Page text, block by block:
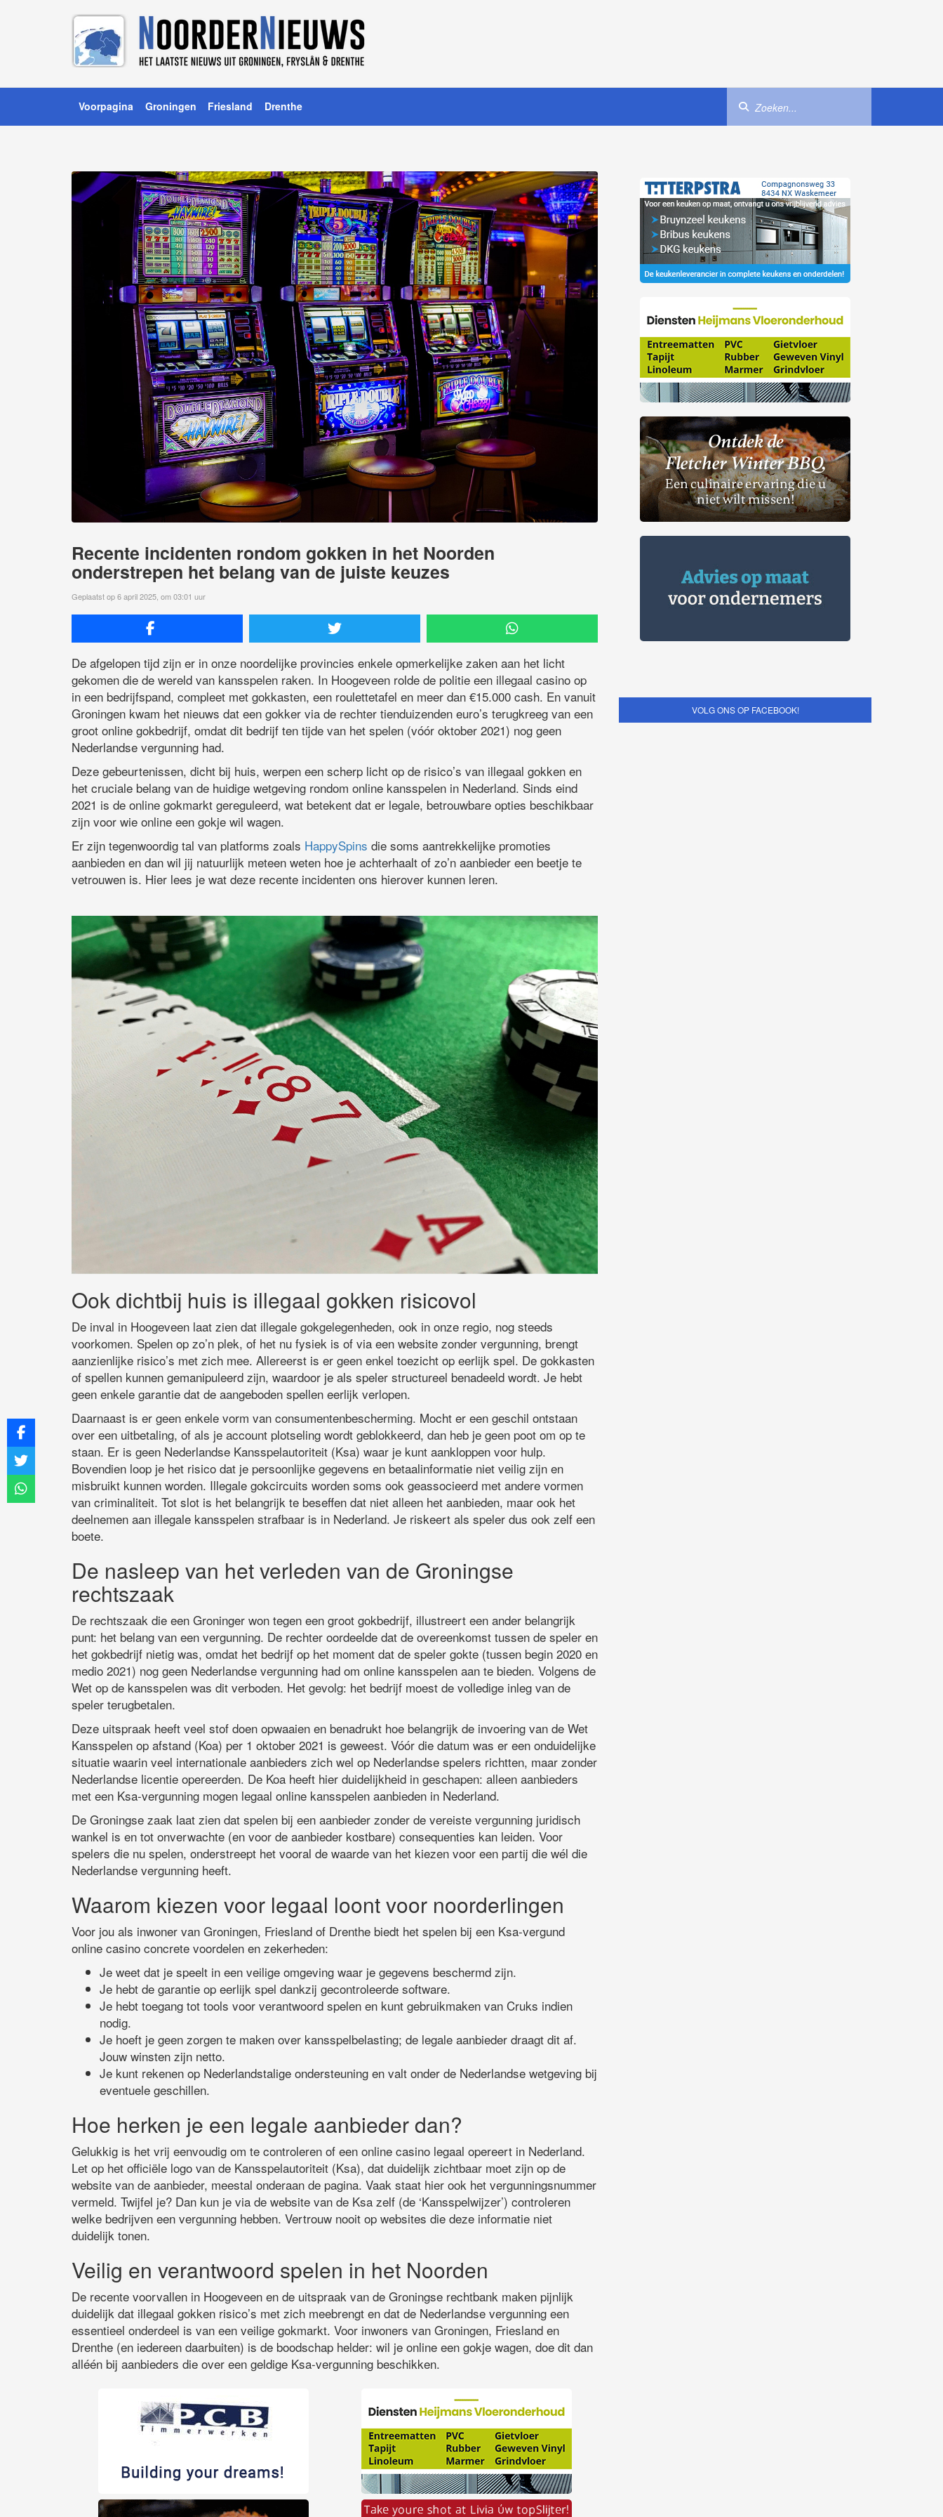
Voorpagina Groningen Friesland Drenthe
Recente incidenten rondom gokken in het Noorden
onderstrepen het belang van de juiste keuzes
Geplaatst op 6 april 2025, om 03:01 uur
De afgelopen tijd zijn er in onze noordelijke provincies enkele opmerkelijke zaken aan het licht
gekomen die de wereld van kansspelen raken. In Hoogeveen rolde de politie een illegaal casino op
in een bedrijfspand, compleet met gokkasten, een roulettetafel en meer dan €15.000 cash. En vanuit
Groningen kwam het nieuws dat een gokker via de rechter tienduizenden euro’s terugkreeg van een
groot online gokbedrijf, omdat dit bedrijf ten tijde van het spelen (vóór oktober 2021) nog geen
Nederlandse vergunning had.
Deze gebeurtenissen, dicht bij huis, werpen een scherp licht op de risico’s van illegaal gokken en
het cruciale belang van de huidige wetgeving rondom online kansspelen in Nederland. Sinds eind
2021 is de online gokmarkt gereguleerd, wat betekent dat er legale, betrouwbare opties beschikbaar
zijn voor wie online een gokje wil wagen.
Er zijn tegenwoordig tal van platforms zoals HappySpins die soms aantrekkelijke promoties
aanbieden en dan wil jij natuurlijk meteen weten hoe je achterhaalt of zo’n aanbieder een beetje te
vetrouwen is. Hier lees je wat deze recente incidenten ons hierover kunnen leren.
Ook dichtbij huis is illegaal gokken risicovol
De inval in Hoogeveen laat zien dat illegale gokgelegenheden, ook in onze regio, nog steeds
voorkomen. Spelen op zo’n plek, of het nu fysiek is of via een website zonder vergunning, brengt
aanzienlijke risico’s met zich mee. Allereerst is er geen enkel toezicht op eerlijk spel. De gokkasten
of spellen kunnen gemanipuleerd zijn, waardoor je als speler structureel benadeeld wordt. Je hebt
geen enkele garantie dat de aangeboden spellen eerlijk verlopen.
Daarnaast is er geen enkele vorm van consumentenbescherming. Mocht er een geschil ontstaan
over een uitbetaling, of als je account plotseling wordt geblokkeerd, dan heb je geen poot om op te
staan. Er is geen Nederlandse Kansspelautoriteit (Ksa) waar je kunt aankloppen voor hulp.
Bovendien loop je het risico dat je persoonlijke gegevens en betaalinformatie niet veilig zijn en
misbruikt kunnen worden. Illegale gokcircuits worden soms ook geassocieerd met andere vormen
van criminaliteit. Tot slot is het belangrijk te beseffen dat niet alleen het aanbieden, maar ook het
deelnemen aan illegale kansspelen strafbaar is in Nederland. Je riskeert als speler dus ook zelf een
boete.
De nasleep van het verleden van de Groningse
rechtszaak
De rechtszaak die een Groninger won tegen een groot gokbedrijf, illustreert een ander belangrijk
punt: het belang van een vergunning. De rechter oordeelde dat de overeenkomst tussen de speler en
het gokbedrijf nietig was, omdat het bedrijf op het moment dat de speler gokte (tussen begin 2020 en
medio 2021) nog geen Nederlandse vergunning had om online kansspelen aan te bieden. Volgens de
Wet op de kansspelen was dit verboden. Het gevolg: het bedrijf moest de volledige inleg van de
speler terugbetalen.
Deze uitspraak heeft veel stof doen opwaaien en benadrukt hoe belangrijk de invoering van de Wet
Kansspelen op afstand (Koa) per 1 oktober 2021 is geweest. Vóór die datum was er een onduidelijke
situatie waarin veel internationale aanbieders zich wel op Nederlandse spelers richtten, maar zonder
Nederlandse licentie opereerden. De Koa heeft hier duidelijkheid in geschapen: alleen aanbieders
met een Ksa-vergunning mogen legaal online kansspelen aanbieden in Nederland.
De Groningse zaak laat zien dat spelen bij een aanbieder zonder de vereiste vergunning juridisch
wankel is en tot onverwachte (en voor de aanbieder kostbare) consequenties kan leiden. Voor
spelers die nu spelen, onderstreept het vooral de waarde van het kiezen voor een partij die wél die
Nederlandse vergunning heeft.
Waarom kiezen voor legaal loont voor noorderlingen
Voor jou als inwoner van Groningen, Friesland of Drenthe biedt het spelen bij een Ksa-vergund
online casino concrete voordelen en zekerheden:
Je weet dat je speelt in een veilige omgeving waar je gegevens beschermd zijn.
Je hebt de garantie op eerlijk spel dankzij gecontroleerde software.
Je hebt toegang tot tools voor verantwoord spelen en kunt gebruikmaken van Cruks indien
nodig.
Je hoeft je geen zorgen te maken over kansspelbelasting; de legale aanbieder draagt dit af.
Jouw winsten zijn netto.
Je kunt rekenen op Nederlandstalige ondersteuning en valt onder de Nederlandse wetgeving bij
eventuele geschillen.
Hoe herken je een legale aanbieder dan?
Gelukkig is het vrij eenvoudig om te controleren of een online casino legaal opereert in Nederland.
Let op het officiële logo van de Kansspelautoriteit (Ksa), dat duidelijk zichtbaar moet zijn op de
website van de aanbieder, meestal onderaan de pagina. Vaak staat hier ook het vergunningsnummer
vermeld. Twijfel je? Dan kun je via de website van de Ksa zelf (de ‘Kansspelwijzer’) controleren
welke bedrijven een vergunning hebben. Vertrouw nooit op websites die deze informatie niet
duidelijk tonen.
Veilig en verantwoord spelen in het Noorden
De recente voorvallen in Hoogeveen en de uitspraak van de Groningse rechtbank maken pijnlijk
duidelijk dat illegaal gokken risico’s met zich meebrengt en dat de Nederlandse vergunning een
essentieel onderdeel is van een veilige gokmarkt. Voor inwoners van Groningen, Friesland en
Drenthe (en iedereen daarbuiten) is de boodschap helder: wil je online een gokje wagen, doe dit dan
alléén bij aanbieders die over een geldige Ksa-vergunning beschikken.
VOLG ONS OP FACEBOOK!